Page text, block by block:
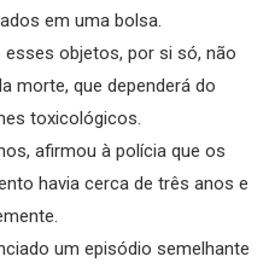
em uma bolsa.
objetos, por si só, não
morte, que dependerá do
toxicológicos.
afirmou à polícia que os
havia cerca de três anos e
um episódio semelhante